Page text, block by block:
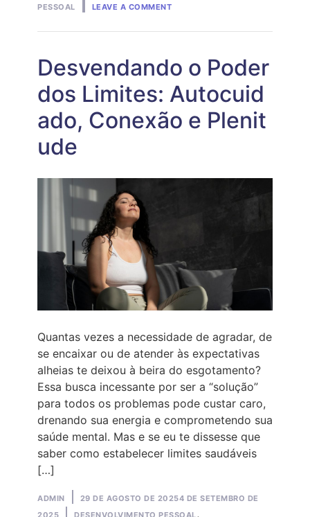
in
PESSOAL
LEAVE A COMMENTON
Desvendando o Poder
dos Limites: Autocuid
ado, Conexão e Plenit
ude
Quantas vezes a necessidade de agradar, de
se encaixar ou de atender às expectativas
alheias te deixou à beira do esgotamento?
Essa busca incessante por ser a “solução”
para todos os problemas pode custar caro,
drenando sua energia e comprometendo sua
saúde mental. Mas e se eu te dissesse que
saber como estabelecer limites saudáveis
[…]
Posted
by
ADMIN 29 DE AGOSTO DE 20254 DE SETEMBRO DE
2025
Posted
DESENVOLVIMENTO PESSOAL,